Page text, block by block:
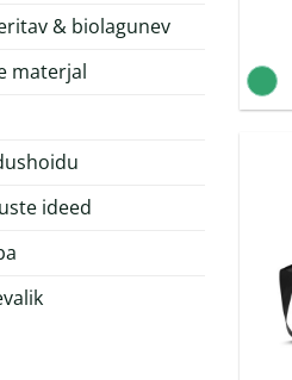
& biolagunev
materjal
ideed